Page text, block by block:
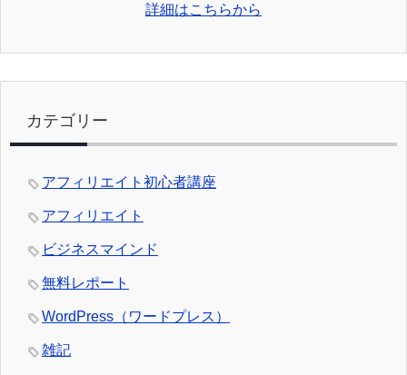
詳細はこちらから
カテゴリー
アフィリエイト初心者講座
アフィリエイト
ビジネスマインド
無料レポート
WordPress（ワードプレス）
雑記